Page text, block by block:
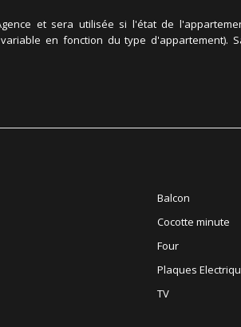
et sera utilisée si l'état de
en fonction du type d'appartement).
Balcon
Cocotte minute
Four
Plaques
TV